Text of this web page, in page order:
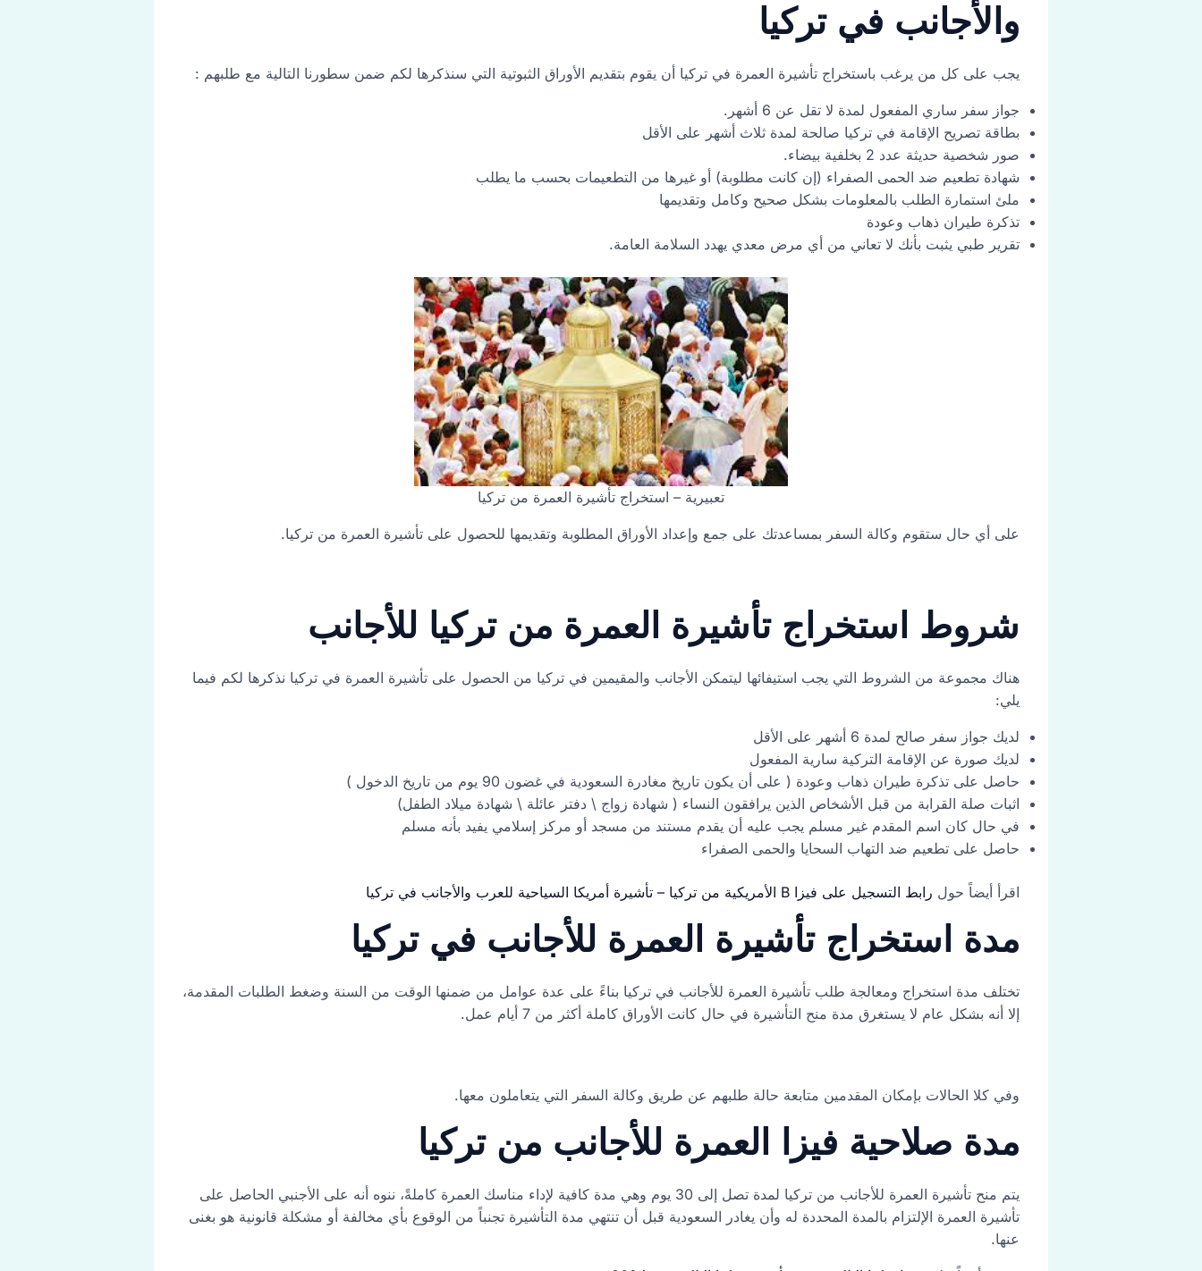
والأجانب في تركيا
يجب على كل من يرغب باستخراج تأشيرة العمرة في تركيا أن يقوم بتقديم الأوراق الثبوتية التي سنذكرها لكم ضمن سطورنا التالية مع طلبهم :
جواز سفر ساري المفعول لمدة لا تقل عن 6 أشهر.
بطاقة تصريح الإقامة في تركيا صالحة لمدة ثلاث أشهر على الأقل
صور شخصية حديثة عدد 2 بخلفية بيضاء.
شهادة تطعيم ضد الحمى الصفراء (إن كانت مطلوبة) أو غيرها من التطعيمات بحسب ما يطلب
ملئ استمارة الطلب بالمعلومات بشكل صحيح وكامل وتقديمها
تذكرة طيران ذهاب وعودة
تقرير طبي يثبت بأنك لا تعاني من أي مرض معدي يهدد السلامة العامة.
تعبيرية – استخراج تأشيرة العمرة من تركيا
على أي حال ستقوم وكالة السفر بمساعدتك على جمع وإعداد الأوراق المطلوبة وتقديمها للحصول على تأشيرة العمرة من تركيا.
شروط استخراج تأشيرة العمرة من تركيا للأجانب
هناك مجموعة من الشروط التي يجب استيفائها ليتمكن الأجانب والمقيمين في تركيا من الحصول على تأشيرة العمرة في تركيا نذكرها لكم فيما
يلي:
لديك جواز سفر صالح لمدة 6 أشهر على الأقل
لديك صورة عن الإقامة التركية سارية المفعول
حاصل على تذكرة طيران ذهاب وعودة ( على أن يكون تاريخ مغادرة السعودية في غضون 90 يوم من تاريخ الدخول )
اثبات صلة القرابة من قبل الأشخاص الذين يرافقون النساء ( شهادة زواج \ دفتر عائلة \ شهادة ميلاد الطفل)
في حال كان اسم المقدم غير مسلم يجب عليه أن يقدم مستند من مسجد أو مركز إسلامي يفيد بأنه مسلم
حاصل على تطعيم ضد التهاب السحايا والحمى الصفراء
اقرأ أيضاً حول رابط التسجيل على فيزا B الأمريكية من تركيا – تأشيرة أمريكا السياحية للعرب والأجانب في تركيا
مدة استخراج تأشيرة العمرة للأجانب في تركيا
تختلف مدة استخراج ومعالجة طلب تأشيرة العمرة للأجانب في تركيا بناءً على عدة عوامل من ضمنها الوقت من السنة وضغط الطلبات المقدمة،
إلا أنه بشكل عام لا يستغرق مدة منح التأشيرة في حال كانت الأوراق كاملة أكثر من 7 أيام عمل.
وفي كلا الحالات بإمكان المقدمين متابعة حالة طلبهم عن طريق وكالة السفر التي يتعاملون معها.
مدة صلاحية فيزا العمرة للأجانب من تركيا
يتم منح تأشيرة العمرة للأجانب من تركيا لمدة تصل إلى 30 يوم وهي مدة كافية لإداء مناسك العمرة كاملةً، ننوه أنه على الأجنبي الحاصل على
تأشيرة العمرة الإلتزام بالمدة المحددة له وأن يغادر السعودية قبل أن تنتهي مدة التأشيرة تجنباً من الوقوع بأي مخالفة أو مشكلة قانونية هو بغنى
عنها.